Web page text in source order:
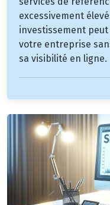
excessivement
investissement
votre entreprise
sa visibilité en ligne.